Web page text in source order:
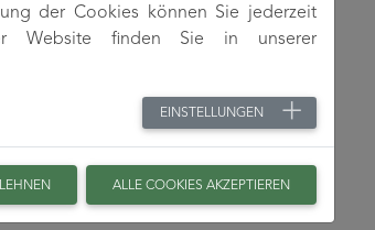
der Cookies können Sie jederzeit
Website finden Sie in unserer
EINSTELLUNGEN
ALLE COOKIES AKZEPTIEREN